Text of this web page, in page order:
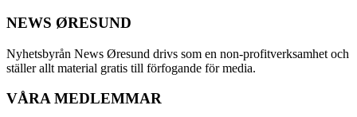
NEWS ØRESUND
Nyhetsbyrån News Øresund drivs som en non-profitverksamhet och
ställer allt material gratis till förfogande för media.
VÅRA MEDLEMMAR